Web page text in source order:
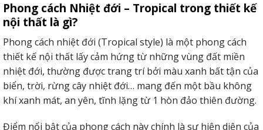
Phong cách Nhiệt đới – Tropical trong thiết kế
nội thất là gì?
Phong cách nhiệt đới (Tropical style) là một phong cách
thiết kế nội thất lấy cảm hứng từ những vùng đất miền
nhiệt đới, thường được trang trí bởi màu xanh bất tận của
biển, trời, rừng cây nhiệt đới… mang đến một bầu không
khí xanh mát, an yên, tĩnh lặng từ 1 hòn đảo thiên đường.
Điểm nổi bật của phong cách này chính là sự hiện diện của